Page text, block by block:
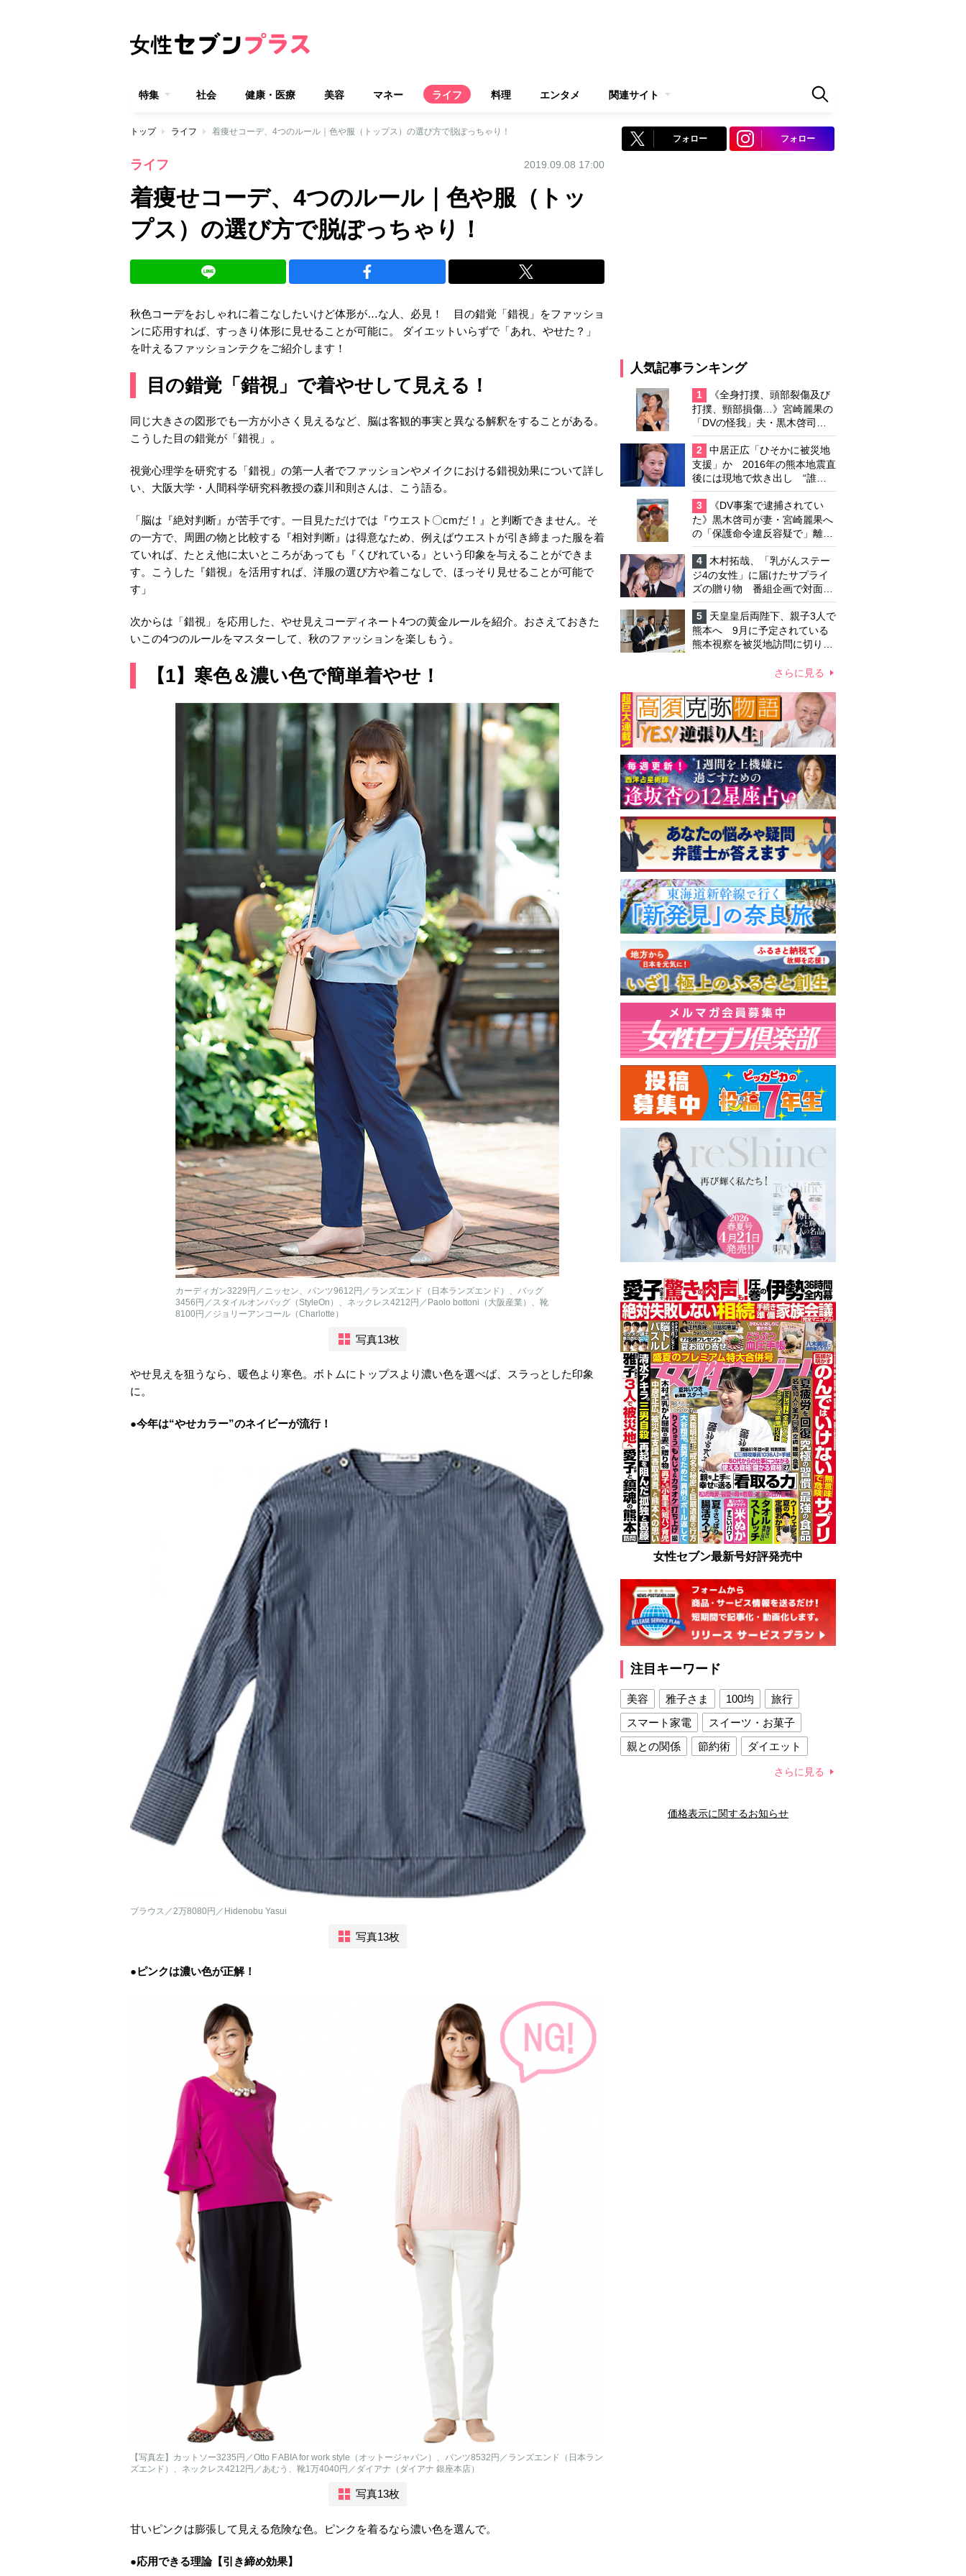
特集 社会 健康・医療 美容 マネー ライフ 料理 エンタメ 関連サイト
トップ ライフ 着痩せコーデ、4つのルール｜色や服（トップス）の選び方で脱ぽっちゃり！
ライフ 2019.09.08 17:00
着痩せコーデ、4つのルール｜色や服（トッ
プス）の選び方で脱ぽっちゃり！
秋色コーデをおしゃれに着こなしたいけど体形が…な人、必見！ 目の錯覚「錯視」をファッショ
ンに応用すれば、すっきり体形に見せることが可能に。 ダイエットいらずで「あれ、やせた？」
を叶えるファッションテクをご紹介します！
目の錯覚「錯視」で着やせして見える！
同じ大きさの図形でも一方が小さく見えるなど、脳は客観的事実と異なる解釈をすることがある。
こうした目の錯覚が「錯視」。
視覚心理学を研究する「錯視」の第一人者でファッションやメイクにおける錯視効果について詳し
い、大阪大学・人間科学研究科教授の森川和則さんは、こう語る。
「脳は『絶対判断』が苦手です。一目見ただけでは『ウエスト〇cmだ！』と判断できません。そ
の一方で、周囲の物と比較する『相対判断』は得意なため、例えばウエストが引き締まった服を着
ていれば、たとえ他に太いところがあっても『くびれている』という印象を与えることができま
す。こうした『錯視』を活用すれば、洋服の選び方や着こなしで、ほっそり見せることが可能で
す」
次からは「錯視」を応用した、やせ見えコーディネート4つの黄金ルールを紹介。おさえておきた
いこの4つのルールをマスターして、秋のファッションを楽しもう。
【1】寒色＆濃い色で簡単着やせ！
カーディガン3229円／ニッセン、パンツ9612円／ランズエンド（日本ランズエンド）、バッグ
3456円／スタイルオンバッグ（StyleOn）、ネックレス4212円／Paolo bottoni（大阪産業）、靴
8100円／ジョリーアンコール（Charlotte）
写真13枚
やせ見えを狙うなら、暖色より寒色。ボトムにトップスより濃い色を選べば、スラっとした印象
に。
●今年は“やせカラー”のネイビーが流行！
ブラウス／2万8080円／Hidenobu Yasui
写真13枚
●ピンクは濃い色が正解！
【写真左】カットソー3235円／Otto F ABIA for work style（オットージャパン）、パンツ8532円／ランズエンド（日本ラン
ズエンド）、ネックレス4212円／あむう、靴1万4040円／ダイアナ（ダイアナ 銀座本店）
写真13枚
甘いピンクは膨張して見える危険な色。ピンクを着るなら濃い色を選んで。
●応用できる理論【引き締め効果】
フォロー フォロー
人気記事ランキング
1
《全身打撲、頭部裂傷及び
打撲、頸部損傷…》宮崎麗果の
「DVの怪我」夫・黒木啓司の
逮捕で始まる「夫婦の闘争」
2
中居正広「ひそかに被災地
支援」か 2016年の熊本地震直
後には現地で炊き出し “誰に
も知られなくて良い”と、むし
ろ強まる福祉活動への思い
3
《DV事案で逮捕されてい
た》黒木啓司が妻・宮崎麗果へ
の「保護命令違反容疑で」離婚
協議は「第二ステージ」へ
4
木村拓哉、「乳がんステー
ジ4の女性」に届けたサプライ
ズの贈り物 番組企画で対面し
たファンが、夢と希望を与える
心遣いに「うれしくて号泣しま
した」
5
天皇皇后両陛下、親子3人で
熊本へ 9月に予定されている
熊本視察を被災地訪問に切り替
夫妻から受け継ぐ“国民への寄
さらに見る
女性セブン最新号好評発売中
注目キーワード
美容 雅子さま 100均
旅行
スマート家電
スイーツ・お菓子
親との関係
節約術
ダイエット
夫との関係
新津春子 どか食い
さらに見る
価格表示に関するお知らせ